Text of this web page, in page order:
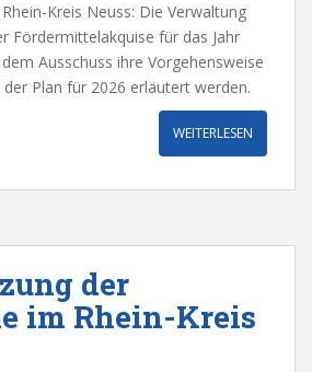
Kreis Neuss: Die Verwaltung
Fördermittelakquise für das Jahr
Ausschuss ihre Vorgehensweise
Plan für 2026 erläutert werden.
WEITERLESEN
der
im Rhein-Kreis